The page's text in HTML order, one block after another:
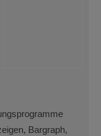
Bargraph,